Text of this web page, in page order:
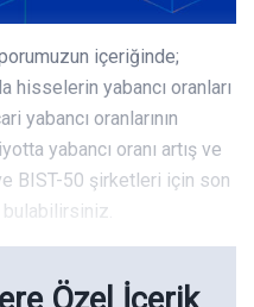
içeriğinde;
hisselerin yabancı oranları
yabancı oranlarının
yabancı oranı artış ve
BIST-50 şirketleri için son
bulabilirsiniz.